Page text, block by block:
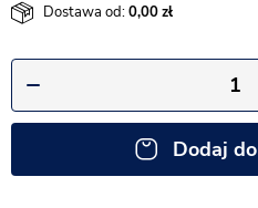
Dostawa od:0,00
Dodaj